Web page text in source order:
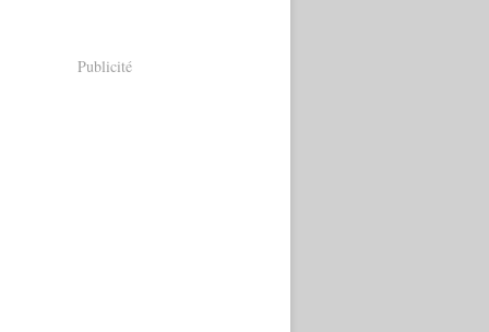
Publicité